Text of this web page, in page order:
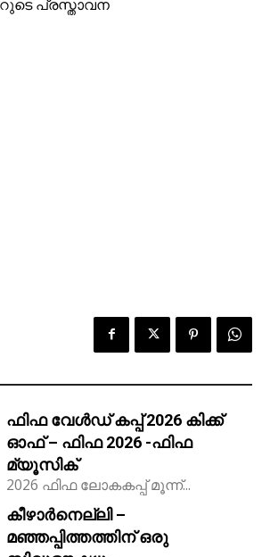
പ്രസ്താവന
ഫിഫ വേൾഡ് കപ്പ് 2026 കിക്ക്‌
ഓഫ് – ഫിഫ 2026 -ഫിഫ
മ്യൂസിക്
2026 ഫിഫ ലോകകപ്പ് മൂന്ന്...
കീഴാർനെല്ലി –
മഞ്ഞപ്പിത്തത്തിന് ഒരു